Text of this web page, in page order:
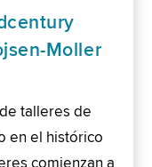
Moller
talleres de
en el histórico